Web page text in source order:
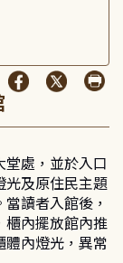
處，並於入口
光及原住民主題
讀者入館後，
櫃內擺放館內推
體內燈光，異常